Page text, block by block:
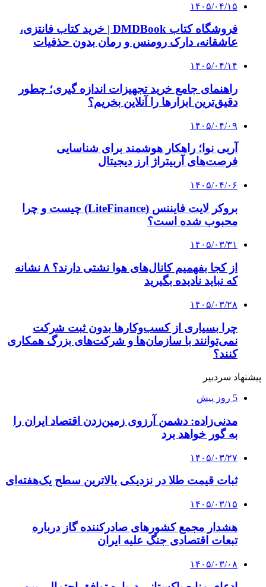
۱۴۰۵/۰۴/۱۵
فروشگاه کتاب DMDBook | خرید کتاب فانتزی،
عاشقانه، دارک رومنس و رمان بدون حذفیات
۱۴۰۵/۰۴/۱۴
راهنمای جامع خرید تجهیزات اندازه گیری؛ چطور
دقیق‌ترین ابزارها را آنلاین بخریم؟
۱۴۰۵/۰۴/۰۹
آربی نوا؛ راهکار هوشمند برای شناسایی
فرصت‌های آربیتراژ ارز دیجیتال
۱۴۰۵/۰۴/۰۶
بروکر لایت فایننس (LiteFinance) چیست و چرا
محبوب شده است؟
۱۴۰۵/۰۳/۳۱
از کجا بفهمیم کانال‌های هوا نشتی دارند؟ ۸ نشانه
که نباید نادیده بگیرید
۱۴۰۵/۰۳/۲۸
چرا بسیاری از کسب‌وکارها بدون ثبت شرکت
نمی‌توانند با سازمان‌ها و شرکت‌های بزرگ همکاری
کنند؟
پیشنهاد سردبیر
5 روز پیش
مدنی‌زاده: دشمن آرزوی زمین‌زدن اقتصاد ایران را
به گور خواهد برد
۱۴۰۵/۰۳/۲۷
ثبات قیمت طلا در نزدیکی بالاترین سطح یک‌هفته‌ای
۱۴۰۵/۰۳/۱۵
هشدار مجمع کشورهای صادرکننده گاز درباره
تبعات اقتصادی جنگ علیه ایران
۱۴۰۵/۰۳/۰۸